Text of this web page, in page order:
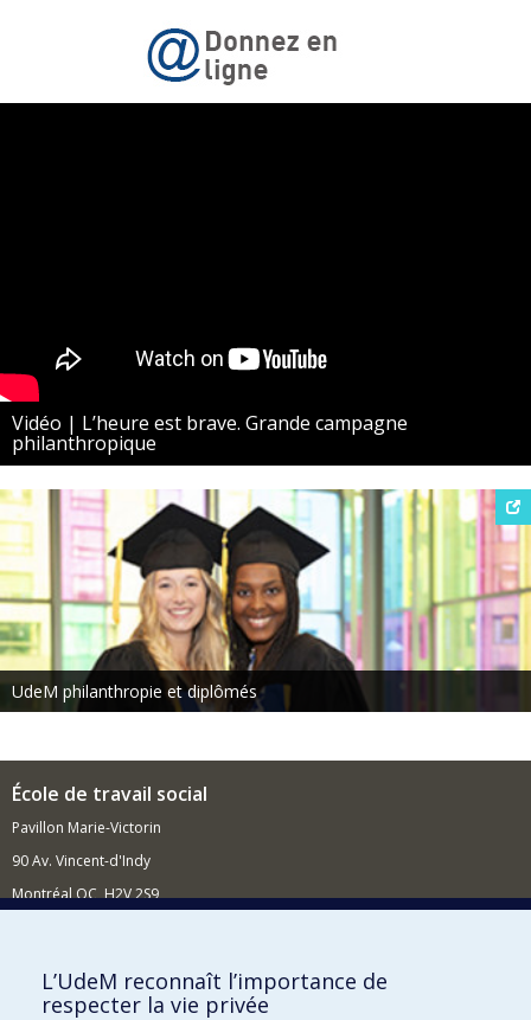
Vidéo | L’heure est brave. Grande campagne
philanthropique
UdeM philanthropie et diplômés
École de travail social
Pavillon Marie-Victorin
90 Av. Vincent-d'Indy
Montréal QC H2V 2S9
Comment soutenir l'École?
BESOIN D'AIDE?
L’UdeM reconnaît l’importance de
respecter la vie privée